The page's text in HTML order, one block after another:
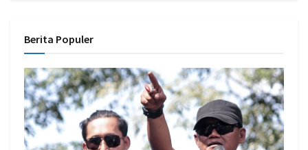
Berita Populer